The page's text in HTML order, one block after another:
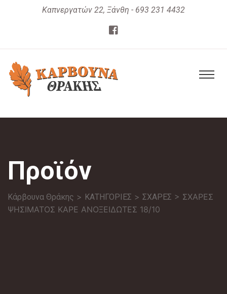
Καπνεργατών 22, Ξάνθη - 693 231 4432
Προϊόν
Κάρβουνα Θράκης > ΚΑΤΗΓΟΡΙΕΣ > ΣΧΑΡΕΣ > ΣΧΑΡΕΣ
ΨΗΣΙΜΑΤΟΣ ΚΑΡΕ ΑΝΟΞΕΙΔΩΤΕΣ 18/10